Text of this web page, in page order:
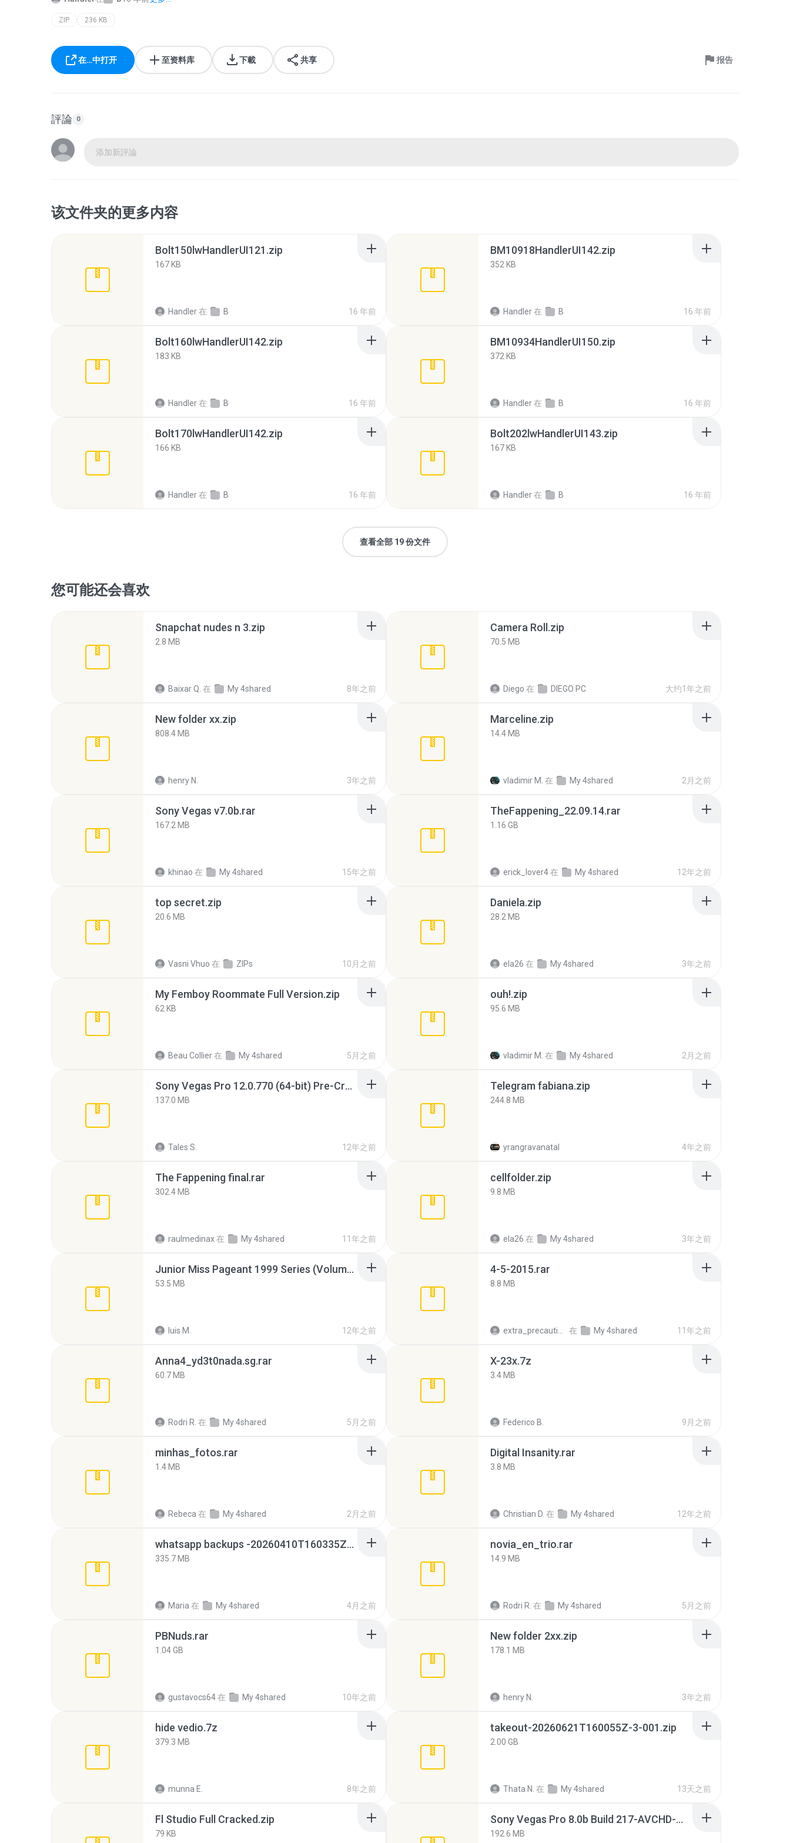
ZIP 236 KB
在…中打开 至资料库 下載 共享 报告
評論 0
添加新評論
该文件夹的更多内容
Bolt150lwHandlerUI121.zip
167 KB
Handler在 B 16 年前
BM10918HandlerUI142.zip
352 KB
Handler在 B 16 年前
Bolt160lwHandlerUI142.zip
183 KB
Handler在 B 16 年前
BM10934HandlerUI150.zip
372 KB
Handler在 B 16 年前
Bolt170lwHandlerUI142.zip
166 KB
Handler在 B 16 年前
Bolt202lwHandlerUI143.zip
167 KB
Handler在 B 16 年前
查看全部 19 份文件
您可能还会喜欢
Snapchat nudes n 3.zip
2.8 MB
Baixar Q. 在 My 4shared 8年之前
Camera Roll.zip
70.5 MB
Diego 在 DIEGO PC 大约1年之前
New folder xx.zip
808.4 MB
henry N. 3年之前
Marceline.zip
14.4 MB
vladimir M. 在 My 4shared 2月之前
Sony Vegas v7.0b.rar
167.2 MB
khinao 在 My 4shared 15年之前
TheFappening_22.09.14.rar
1.16 GB
erick_lover4在 My 4shared 12年之前
top secret.zip
20.6 MB
Vasni Vhuo 在 ZIPs 10月之前
Daniela.zip
28.2 MB
ela26 在 My 4shared 3年之前
My Femboy Roommate Full Version.zip
62 KB
Beau Collier在 My 4shared 5月之前
ouh!.zip
95.6 MB
vladimir M. 在 My 4shared 2月之前
Sony Vegas Pro 12.0.770 (64-bit) Pre-Cracked.zip
137.0 MB
Tales S. 12年之前
Telegram fabiana.zip
244.8 MB
yrangravanatal 4年之前
The Fappening final.rar
302.4 MB
raulmedinax在 My 4shared 11年之前
cellfolder.zip
9.8 MB
ela26 在 My 4shared 3年之前
Junior Miss Pageant 1999 Series (Volume I Part I NC 6).7z
53.5 MB
luis M. 12年之前
4-5-2015.rar
8.8 MB
在 My 4shared 11年之前
Anna4_yd3t0nada.sg.rar
60.7 MB
Rodri R. 在 My 4shared 5月之前
X-23x.7z
3.4 MB
Federico B. 9月之前
minhas_fotos.rar
1.4 MB
Rebeca 在 My 4shared 2月之前
Digital Insanity.rar
3.8 MB
Christian D. 在 My 4shared 12年之前
whatsapp backups -20260410T160335Z-3-001.zip
335.7 MB
Maria 在 My 4shared 4月之前
novia_en_trio.rar
14.9 MB
Rodri R. 在 My 4shared 5月之前
PBNuds.rar
1.04 GB
gustavocs64在 My 4shared 10年之前
New folder 2xx.zip
178.1 MB
henry N. 3年之前
hide vedio.7z
379.3 MB
munna E. 8年之前
takeout-20260621T160055Z-3-001.zip
2.00 GB
Thata N. 在 My 4shared 13天之前
Fl Studio Full Cracked.zip
79 KB
Sony Vegas Pro 8.0b Build 217-AVCHD-MPG-AC3 FIXED.7z
192.6 MB